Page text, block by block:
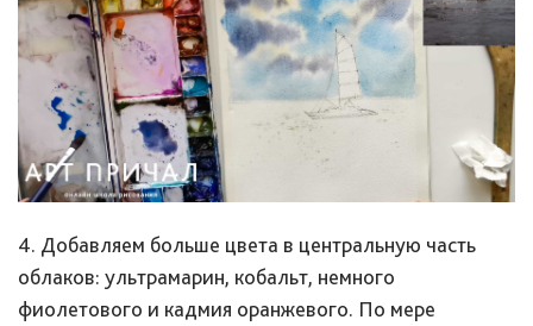
4. Добавляем больше цвета в центральную часть
облаков: ультрамарин, кобальт, немного
фиолетового и кадмия оранжевого. По мере